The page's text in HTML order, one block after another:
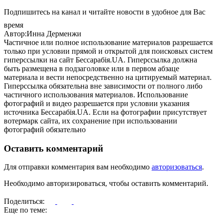
Подпишитесь на канал и читайте новости в удобное для Вас
время
Автор:Инна Дерменжи
Частичное или полное использование материалов разрешается
только при условии прямой и открытой для поисковых систем
гиперссылки на сайт Бессарабія.UA. Гиперссылка должна
быть размещена в подзаголовке или в первом абзаце
материала и вести непосредственно на цитируемый материал.
Гиперссылка обязательна вне зависимости от полного либо
частичного использования материалов. Использование
фотографий и видео разрешается при условии указания
источника Бессарабія.UA. Если на фотографии присутствует
вотермарк сайта, их сохранение при использовании
фотографий обязательно
Оставить комментарий
Для отправки комментария вам необходимо авторизоваться.
Необходимо авторизироваться, чтобы оставить комментарий.
Поделиться:
Еще по теме: